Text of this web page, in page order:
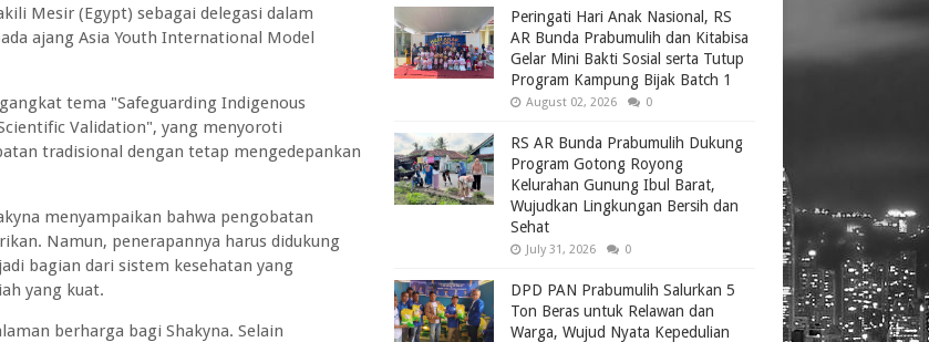
Mesir (Egypt) sebagai delegasi dalam
ajang Asia Youth International Model
tema "Safeguarding Indigenous
Validation", yang menyoroti
tradisional dengan tetap mengedepankan
menyampaikan bahwa pengobatan
Namun, penerapannya harus didukung
bagian dari sistem kesehatan yang
yang kuat.
berharga bagi Shakyna. Selain
Peringati Hari Anak Nasional, RS
AR Bunda Prabumulih dan Kitabisa
Gelar Mini Bakti Sosial serta Tutup
Program Kampung Bijak Batch 1
August 02, 2026 0
RS AR Bunda Prabumulih Dukung
Program Gotong Royong
Kelurahan Gunung Ibul Barat,
Wujudkan Lingkungan Bersih dan
Sehat
July 31, 2026 0
DPD PAN Prabumulih Salurkan 5
Ton Beras untuk Relawan dan
Warga, Wujud Nyata Kepedulian